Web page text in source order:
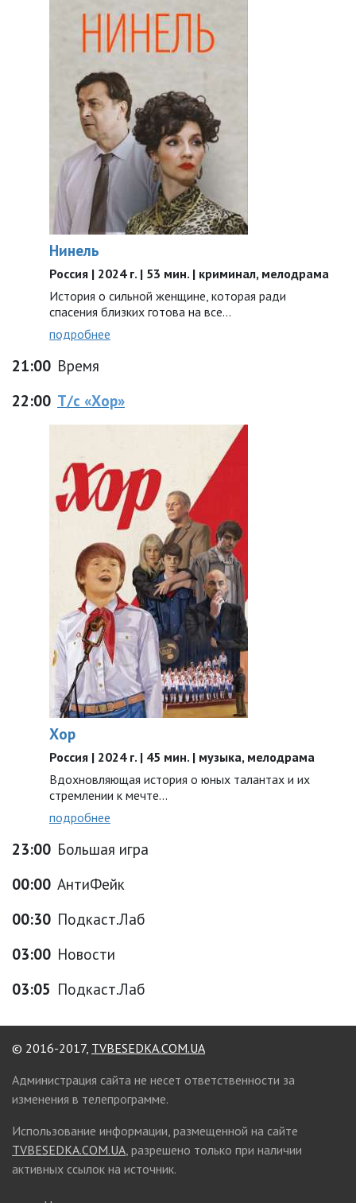
Нинель
Россия | 2024 г. | 53 мин. | криминал, мелодрама
История о сильной женщине, которая ради
спасения близких готова на все…
подробнее
21:00 Время
22:00 Т/с «Хор»
Хор
Россия | 2024 г. | 45 мин. | музыка, мелодрама
Вдохновляющая история о юных талантах и их
стремлении к мечте…
подробнее
23:00 Большая игра
00:00 АнтиФейк
00:30 Подкаст.Лаб
03:00 Новости
03:05 Подкаст.Лаб
© 2016-2017, TVBESEDKA.COM.UA
Администрация сайта не несет ответственности за
изменения в телепрограмме.
Использование информации, размещенной на сайте
TVBESEDKA.COM.UA, разрешено только при наличии
активных ссылок на источник.